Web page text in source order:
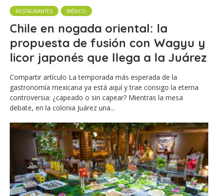
RESTAURANTES MÉXICO
Chile en nogada oriental: la
propuesta de fusión con Wagyu y
licor japonés que llega a la Juárez
Compartir artículo La temporada más esperada de la
gastronomía mexicana ya está aquí y trae consigo la eterna
controversia: ¿capeado o sin capear? Mientras la mesa
debate, en la colonia Juárez una...